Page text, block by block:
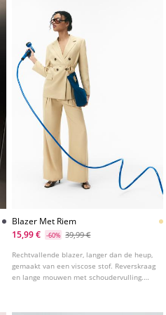
Blazer Met Riem
15,99 €
-60% 39,99 €
Rechtvallende blazer, langer dan de heup,
gemaakt van een viscose stof. Reverskraag
en lange mouwen met schoudervulling.
een ceintuur van dezelfde stof om te